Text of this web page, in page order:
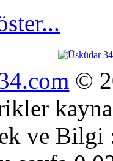
©
ve